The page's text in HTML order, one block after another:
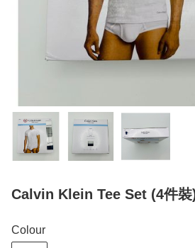
Calvin Klein Tee Set (4件裝
Colour